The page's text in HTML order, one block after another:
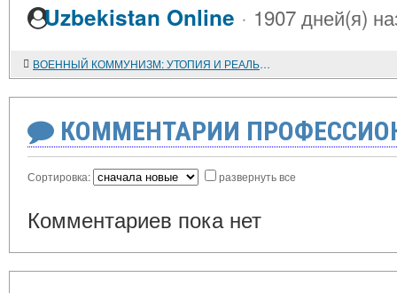
Uzbekistan Online · 1907 дней(я)
ВОЕННЫЙ КОММУНИЗМ: УТОПИЯ И РЕАЛЬНОСТЬ
КОММЕНТАРИИ
Сортировка: развернуть все
Комментариев пока нет